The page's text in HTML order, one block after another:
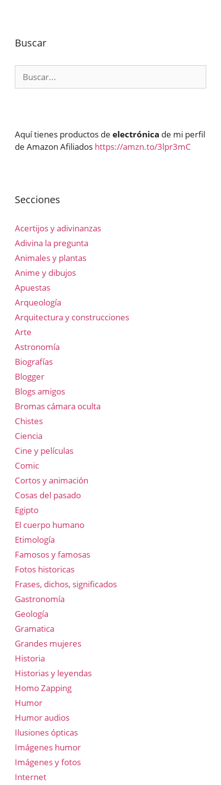
Buscar
Aquí tienes productos de electrónica de mi perfil
de Amazon Afiliados https://amzn.to/3lpr3mC
Secciones
Acertijos y adivinanzas
Adivina la pregunta
Animales y plantas
Anime y dibujos
Apuestas
Arqueología
Arquitectura y construcciones
Arte
Astronomía
Biografías
Blogger
Blogs amigos
Bromas cámara oculta
Chistes
Ciencia
Cine y películas
Comic
Cortos y animación
Cosas del pasado
Egipto
El cuerpo humano
Etimología
Famosos y famosas
Fotos historicas
Frases, dichos, significados
Gastronomía
Geología
Gramatica
Grandes mujeres
Historia
Historias y leyendas
Homo Zapping
Humor
Humor audios
Ilusiones ópticas
Imágenes humor
Imágenes y fotos
Internet